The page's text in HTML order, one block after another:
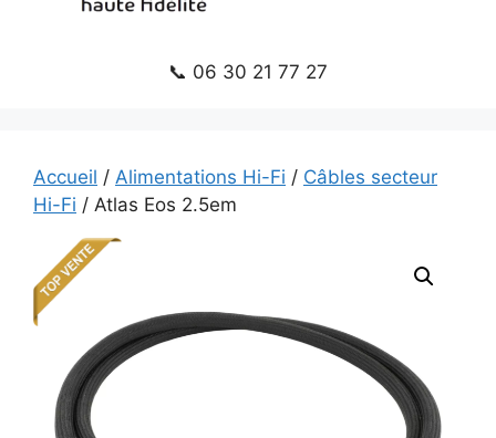
📞 06 30 21 77 27
Accueil / Alimentations Hi-Fi / Câbles secteur
Hi-Fi / Atlas Eos 2.5em